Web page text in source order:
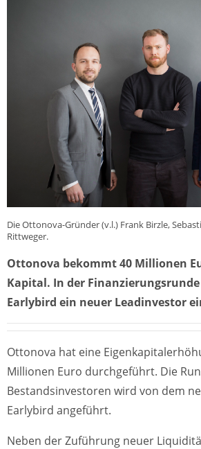
Die Ottonova-Gründer (v.l.) Frank Birzle,
Rittweger.
Ottonova bekommt 40 Millionen
Kapital. In der
Earlybird ein neuer Leadinvestor
Ottonova hat eine
Millionen Euro durchgeführt. Die
Bestandsinvestoren wird von dem
Earlybird angeführt.
Neben der Zuführung neuer